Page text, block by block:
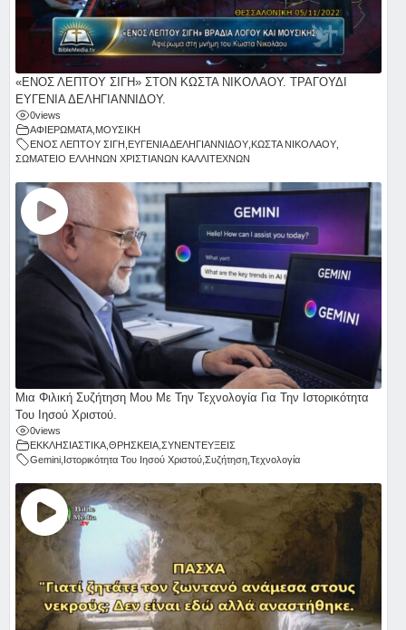
«ΕΝΟΣ ΛΕΠΤΟΥ ΣΙΓΗ» ΣΤΟΝ ΚΩΣΤΑ ΝΙΚΟΛΑΟΥ. ΤΡΑΓΟΥΔΙ
ΕΥΓΕΝΙΑ ΔΕΛΗΓΙΑΝΝΙΔΟΥ.
0views
ΑΦΙΕΡΩΜΑΤΑ,ΜΟΥΣΙΚΗ
ΕΝΟΣ ΛΕΠΤΟΥ ΣΙΓΗ , ΕΥΓΕΝΙΑ ΔΕΛΗΓΙΑΝΝΙΔΟΥ, ΚΩΣΤΑ ΝΙΚΟΛΑΟΥ,
ΣΩΜΑΤΕΙΟ ΕΛΛΗΝΩΝ ΧΡΙΣΤΙΑΝΩΝ ΚΑΛΛΙΤΕΧΝΩΝ
Μια Φιλική Συζήτηση Μου Με Την Τεχνολογία Για Την Ιστορικότητα
Του Ιησού Χριστού.
0views
ΕΚΚΛΗΣΙΑΣΤΙΚΑ ΘΡΗΣΚΕΙΑ ΣΥΝΕΝΤΕΥΞΕΙΣ
Gemini Ιστορικότητα Του Ιησού Χριστού Συζήτηση Τεχνολογία